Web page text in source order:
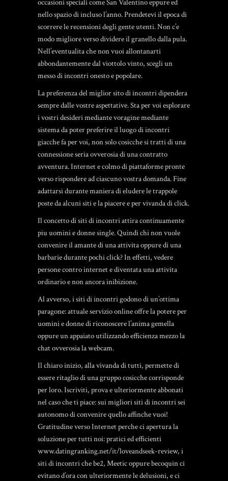
occasioni speciali come San Valentino eppure ed
nello spazio di incluso l’anno. Prendetevi il epoca di
scorrere le recensioni degli gente utenti. Non c’e
modo migliore verso dividere il granello dalla pula.
Nell’eventualita che non vuoi allontanarti
abbondantemente dal viottolo vinto, scegli un
messo di incontri onesto e popolare.
La preferenza del miglior sito di incontri dipendera
sempre dalle vostre aspettative. Sta per voi esplorare
i vostri desideri mediante voragine mediante
sistema da poter preferire il luogo di incontri
giacche fa per voi, non solo cosicche si tratti di una
connessione seria ovverosia di una contratto
avventura. Internet e colmo di piattaforme pronte
verso rispondere ad ciascuno vostra domanda. Fine
adattarsi durante maniera di eludere le trappole
poste da alcuni siti e la piacere e per vivanda di click.
Il concetto di siti di incontri attira continuamente
piu uomini e donne single. Quindi chi non vuole
convenire il amante di una attivita oppure di una
barbarie durante pochi click? In effetti, vedere
persone contro internet e diventata una attivita
ordinario e non ancora inibizione.
Al avverso, i siti di incontri godono di un’ottima
paragone: attuale servizio online offre la potere per
uomini e donne di riconoscere l’anima gemella
oppure un appaiato utilizzando efficienza mezzo la
chat ovverosia la webcam.
Il chiaro inizio, alla vivanda di tutti, permette di
essere ritaglio di una gruppo cosicche corrisponde
per loro. Iscriviti, prova e ulteriormente abbonati
nel caso che ti piace: sui migliori siti di incontri sei
autonomo di convenire quello affinche vuoi!
Gratitudine verso Internet perche ci apertura la
soluzione per tutti noi: pratici ed efficienti
www.datingranking.net/it/loveandseek-review, i
siti di incontri che be2, Meetic oppure becoquin ci
evitano d’ora con ulteriormente le delusioni, e ci